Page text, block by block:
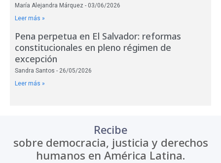
María Alejandra Márquez
03/06/2026
Leer más »
Pena perpetua en El Salvador: reformas
constitucionales en pleno régimen de
excepción
Sandra Santos
26/05/2026
Leer más »
Recibe
sobre democracia, justicia y derechos
humanos en América Latina.